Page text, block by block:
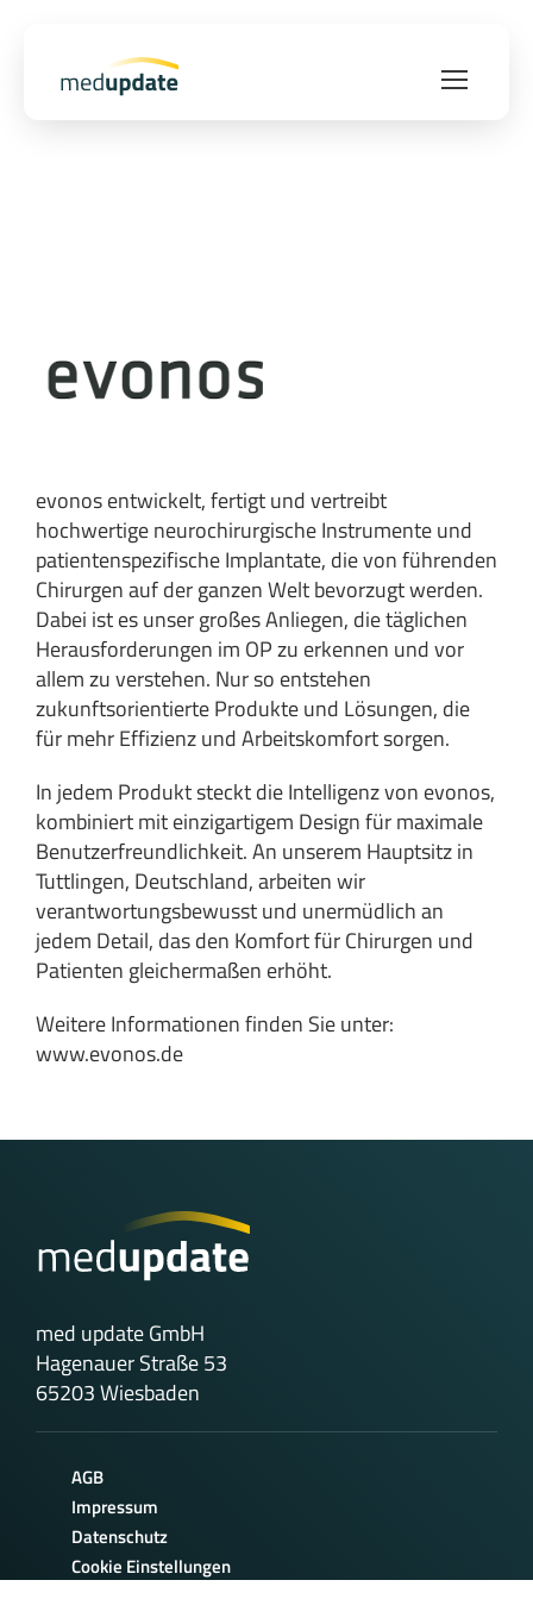
evonos entwickelt, fertigt und vertreibt
hochwertige neurochirurgische Instrumente und
patientenspezifische Implantate, die von führenden
Chirurgen auf der ganzen Welt bevorzugt werden.
Dabei ist es unser großes Anliegen, die täglichen
Herausforderungen im OP zu erkennen und vor
allem zu verstehen. Nur so entstehen
zukunftsorientierte Produkte und Lösungen, die
für mehr Effizienz und Arbeitskomfort sorgen.
In jedem Produkt steckt die Intelligenz von evonos,
kombiniert mit einzigartigem Design für maximale
Benutzerfreundlichkeit. An unserem Hauptsitz in
Tuttlingen, Deutschland, arbeiten wir
verantwortungsbewusst und unermüdlich an
jedem Detail, das den Komfort für Chirurgen und
Patienten gleichermaßen erhöht.
Weitere Informationen finden Sie unter:
www.evonos.de
med update GmbH
Hagenauer Straße 53
65203 Wiesbaden
AGB
Impressum
Datenschutz
Cookie Einstellungen